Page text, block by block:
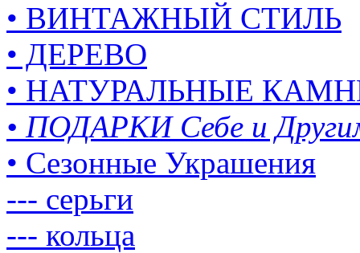
• ВИНТАЖНЫЙ СТИЛЬ
• ДЕРЕВО
• НАТУРАЛЬНЫЕ
• ПОДАРКИ Себе и
• Сезонные Украшения
--- серьги
--- кольца